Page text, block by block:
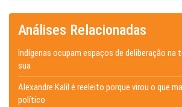
Análises Relacionadas
Indígenas ocupam espaços de deliberação na
sua
Alexandre Kalil é reeleito porque virou o que
político